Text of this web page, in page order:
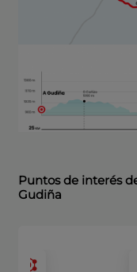
Puntos de interés
Gudiña